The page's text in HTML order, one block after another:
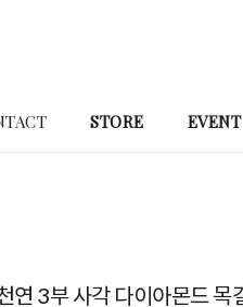
STORE EVENT
연 3부 사각 다이아몬드 목